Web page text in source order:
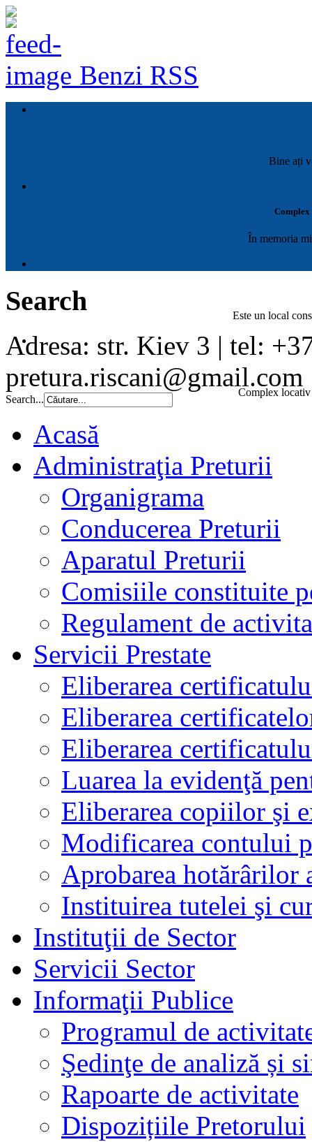
Benzi RSS
Bine ați
În memoria
Este un local
Complex
Search
Adresa: str. Kiev 3 | tel:
pretura.riscani@gmail.com
Search...
Acasă
Administraţia Preturii
Organigrama
Conducerea Preturii
Aparatul Preturii
Comisiile constituite
Regulament de
Servicii Prestate
Eliberarea
Eliberarea
Eliberarea
Luarea la evidenţă
Eliberarea copiilor şi
Modificarea contului
Aprobarea hotărârilor
Instituirea tutelei şi
Instituţii de Sector
Servicii Sector
Informaţii Publice
Programul de
Şedinţe de analiză și
Rapoarte de activitate
Dispozițiile Pretorului